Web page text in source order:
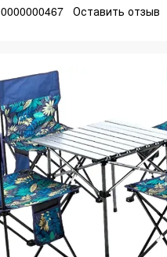
0000000467 Оставить отзыв